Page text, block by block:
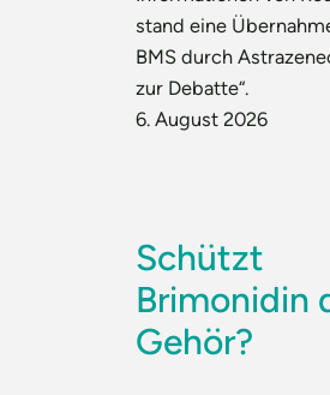
stand eine
BMS durch
zur Debatte“.
6. August 2026
Schützt
Brimonidin
Gehör?